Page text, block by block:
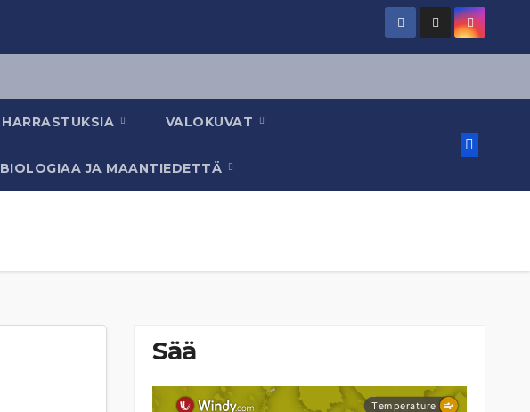
HARRASTUKSIA VALOKUVAT
BIOLOGIAA JA MAANTIEDETTÄ
Sää